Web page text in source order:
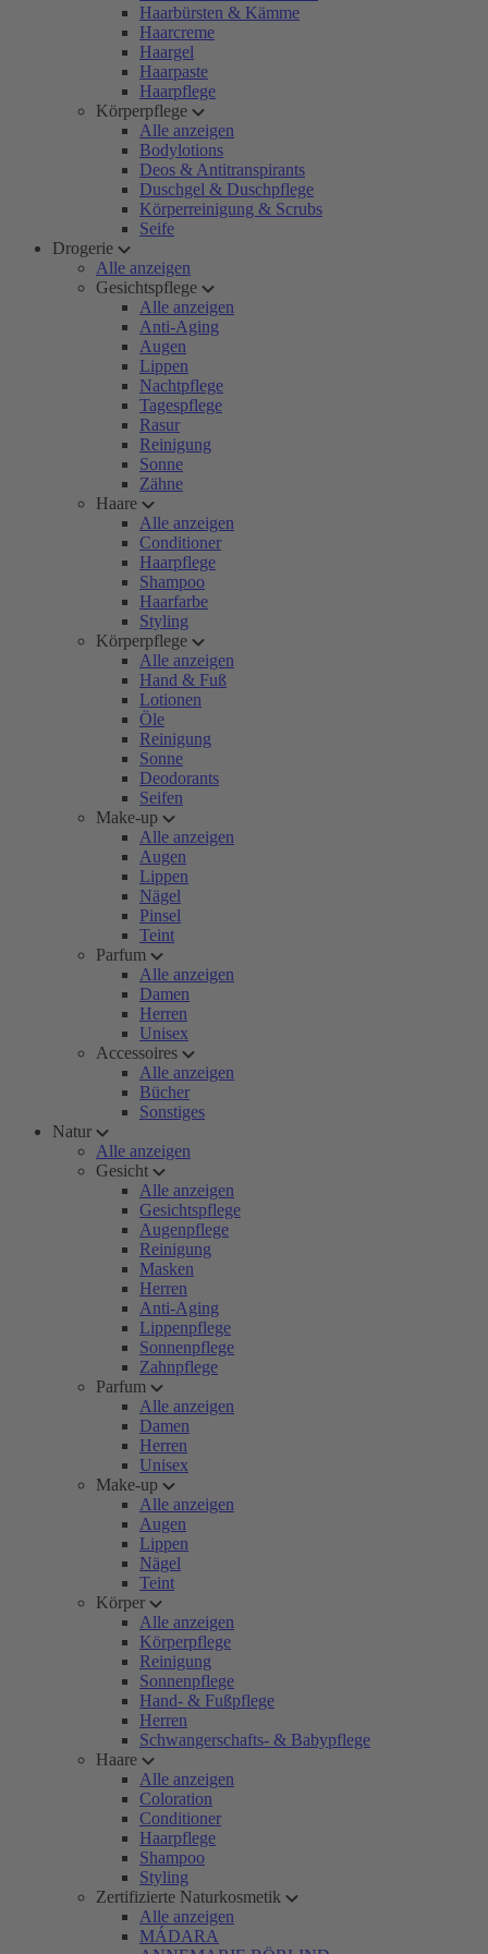
Haarbürsten & Kämme
Haarcreme
Haargel
Haarpaste
Haarpflege
Körperpflege
Alle anzeigen
Bodylotions
Deos & Antitranspirants
Duschgel & Duschpflege
Körperreinigung & Scrubs
Seife
Drogerie
Alle anzeigen
Gesichtspflege
Alle anzeigen
Anti-Aging
Augen
Lippen
Nachtpflege
Tagespflege
Rasur
Reinigung
Sonne
Zähne
Haare
Alle anzeigen
Conditioner
Haarpflege
Shampoo
Haarfarbe
Styling
Körperpflege
Alle anzeigen
Hand & Fuß
Lotionen
Öle
Reinigung
Sonne
Deodorants
Seifen
Make-up
Alle anzeigen
Augen
Lippen
Nägel
Pinsel
Teint
Parfum
Alle anzeigen
Damen
Herren
Unisex
Accessoires
Alle anzeigen
Bücher
Sonstiges
Natur
Alle anzeigen
Gesicht
Alle anzeigen
Gesichtspflege
Augenpflege
Reinigung
Masken
Herren
Anti-Aging
Lippenpflege
Sonnenpflege
Zahnpflege
Parfum
Alle anzeigen
Damen
Herren
Unisex
Make-up
Alle anzeigen
Augen
Lippen
Nägel
Teint
Körper
Alle anzeigen
Körperpflege
Reinigung
Sonnenpflege
Hand- & Fußpflege
Herren
Schwangerschafts- & Babypflege
Haare
Alle anzeigen
Coloration
Conditioner
Haarpflege
Shampoo
Styling
Zertifizierte Naturkosmetik
Alle anzeigen
MÁDARA